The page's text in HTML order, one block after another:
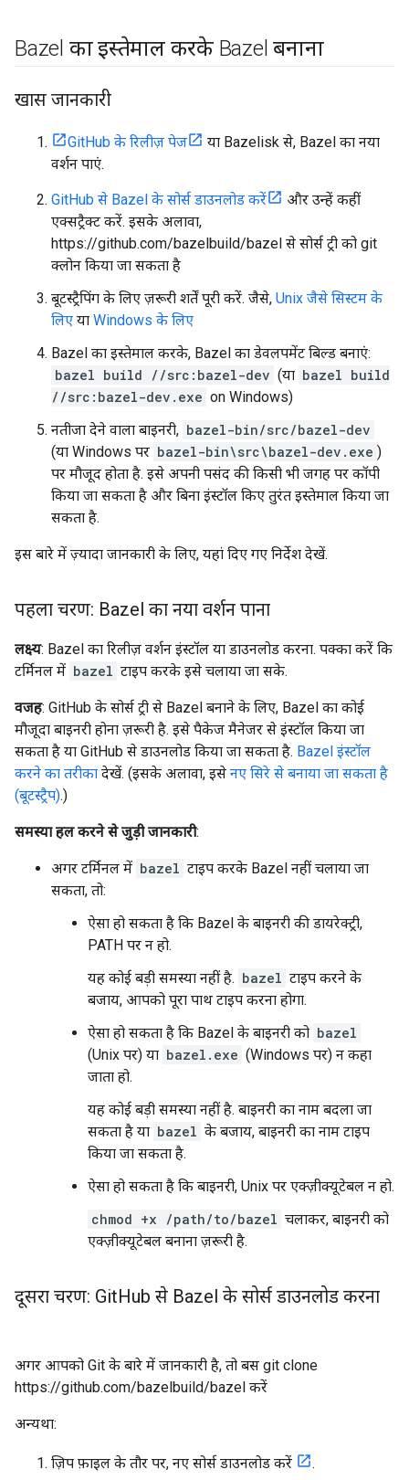
Bazel का इस्तेमाल करके Bazel बनाना
खास जानकारी
GitHub के रिलीज़ पेज
या Bazelisk से, Bazel का नया
वर्शन पाएं.
GitHub से Bazel के सोर्स डाउनलोड करें
और उन्हें कहीं
एक्सट्रैक्ट करें. इसके अलावा,
https://github.com/bazelbuild/bazel से सोर्स ट्री को git
क्लोन किया जा सकता है
बूटस्ट्रैपिंग के लिए ज़रूरी शर्तें पूरी करें. जैसे, Unix जैसे सिस्टम के
लिए या Windows के लिए
Bazel का इस्तेमाल करके, Bazel का डेवलपमेंट बिल्ड बनाएं:
bazel build //src:bazel-dev (या bazel build
//src:bazel-dev.exe on Windows)
नतीजा देने वाला बाइनरी, bazel-bin/src/bazel-dev
(या Windows पर bazel-bin\src\bazel-dev.exe )
पर मौजूद होता है. इसे अपनी पसंद की किसी भी जगह पर कॉपी
किया जा सकता है और बिना इंस्टॉल किए तुरंत इस्तेमाल किया जा
सकता है.
इस बारे में ज़्यादा जानकारी के लिए, यहां दिए गए निर्देश देखें.
पहला चरण: Bazel का नया वर्शन पाना
लक्ष्य: Bazel का रिलीज़ वर्शन इंस्टॉल या डाउनलोड करना. पक्का करें कि
टर्मिनल में bazel टाइप करके इसे चलाया जा सके.
वजह: GitHub के सोर्स ट्री से Bazel बनाने के लिए, Bazel का कोई
मौजूदा बाइनरी होना ज़रूरी है. इसे पैकेज मैनेजर से इंस्टॉल किया जा
सकता है या GitHub से डाउनलोड किया जा सकता है. Bazel इंस्टॉल
करने का तरीका देखें. (इसके अलावा, इसे नए सिरे से बनाया जा सकता है
(बूटस्ट्रैप).)
समस्या हल करने से जुड़ी जानकारी:
अगर टर्मिनल में bazel टाइप करके Bazel नहीं चलाया जा
सकता, तो:
ऐसा हो सकता है कि Bazel के बाइनरी की डायरेक्ट्री,
PATH पर न हो.
यह कोई बड़ी समस्या नहीं है. bazel टाइप करने के
बजाय, आपको पूरा पाथ टाइप करना होगा.
ऐसा हो सकता है कि Bazel के बाइनरी को bazel
(Unix पर) या bazel.exe (Windows पर) न कहा
जाता हो.
यह कोई बड़ी समस्या नहीं है. बाइनरी का नाम बदला जा
सकता है या bazel के बजाय, बाइनरी का नाम टाइप
किया जा सकता है.
ऐसा हो सकता है कि बाइनरी, Unix पर एक्ज़ीक्यूटेबल न हो.
chmod +x /path/to/bazel चलाकर, बाइनरी को
एक्ज़ीक्यूटेबल बनाना ज़रूरी है.
दूसरा चरण: GitHub से Bazel के सोर्स डाउनलोड करना
अगर आपको Git के बारे में जानकारी है, तो बस git clone
https://github.com/bazelbuild/bazel करें
अन्यथा:
ज़िप फ़ाइल के तौर पर, नए सोर्स डाउनलोड करें .